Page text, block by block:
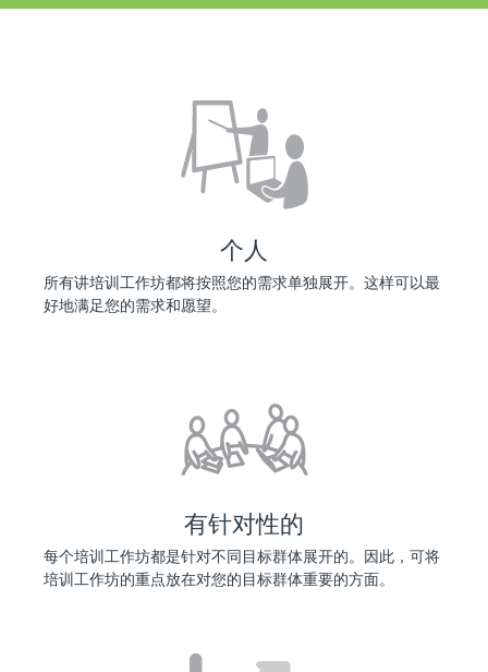
个人
所有讲培训工作坊都将按照您的需求单独展开。这样可以最
好地满足您的需求和愿望。
有针对性的
每个培训工作坊都是针对不同目标群体展开的。因此，可将
培训工作坊的重点放在对您的目标群体重要的方面。